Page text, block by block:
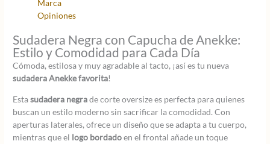
Marca
Opiniones
Sudadera Negra con Capucha de Anekke:
Estilo y Comodidad para Cada Día
Cómoda, estilosa y muy agradable al tacto, ¡así es tu nueva
sudadera Anekke favorita!
Estasudadera negrade corte oversize es perfecta para quienes
buscan un estilo moderno sin sacrificar la comodidad. Con
aperturas laterales, ofrece un diseño que se adapta a tu cuerpo,
mientras que el logo bordadoen el frontal añade un toque